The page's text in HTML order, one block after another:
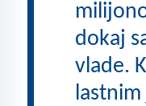
dokaj
vlade.